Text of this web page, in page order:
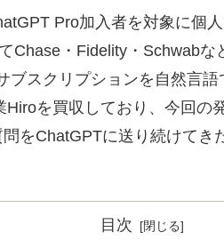
Pro加入者を対象に個
Chase・Fidelity・Schwabな
ブスクリプションを自然言
を買収しており、今回の
をChatGPTに送り続けて
目次